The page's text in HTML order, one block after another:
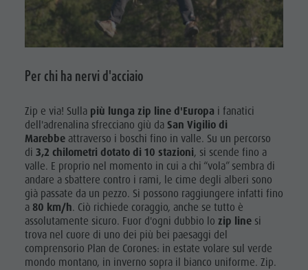
attività
estive
tandem
Programmi
di vacanza
Parchi naturali
La Val Pusteria
Alto Adige
Dolasilla Saga
Guide A-Z
Per chi ha nervi d'acciaio
Zip e via! Sulla più lunga zip line d'Europa i fanatici
dell'adrenalina sfrecciano giù da San Vigilio di
Marebbe attraverso i boschi fino in valle. Su un percorso
di 3,2 chilometri dotato di 10 stazioni, si scende fino a
valle. E proprio nel momento in cui a chi “vola” sembra di
andare a sbattere contro i rami, le cime degli alberi sono
già passate da un pezzo. Si possono raggiungere infatti fino
a 80 km/h. Ciò richiede coraggio, anche se tutto è
assolutamente sicuro. Fuor d'ogni dubbio lo zip line si
trova nel cuore di uno dei più bei paesaggi del
comprensorio Plan de Corones: in estate volare sul verde
mondo montano, in inverno sopra il bianco uniforme. Zip.